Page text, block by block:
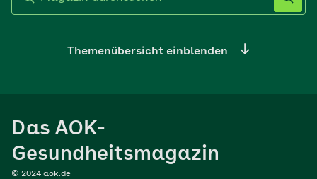
Themenübersicht einblenden
Sport
Das AOK-
Gesundheitsmagazin
© 2024 aok.de